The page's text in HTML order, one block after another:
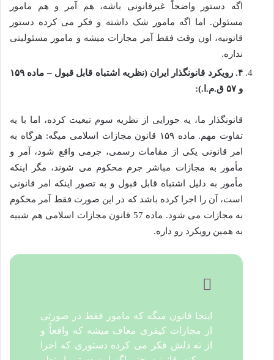
اگه دستور واضحاً غیرقانونی باشه، هم آمر و هم مامور
مسئولن. اما اگه مامور شک داشته و فکر می کرده دستور
قانونیه، اون وقت فقط آمر مجازات میشه و مامور مسئولیتی
نداره.
۴. رویکرد قانونگذار ایران (نظریه اشتباه قابل قبول – ماده ۱۵۹
و ۵۷ ق.م.ا.):
قانونگذار ما، یه جورایی از نظریه سوم تبعیت کرده، اما با یه
تفاوت مهم. ماده ۱۵۹ قانون مجازات اسلامی میگه: هرگاه به
امر قانونی یکی از مقامات رسمی، جرمی واقع شود، آمر و
مأمور به مجازات مباشر جرم محکوم می شوند، مگر اینکه
مأمور به دلیل اشتباه قابل قبول و به تصور اینکه امر قانونی
است، آن را اجرا کرده باشد که در این صورت فقط آمر محکوم
به مجازات می شود. ماده 57 قانون مجازات اسلامی هم شبیه
به همین رویکرد رو داره.
اینجا قانون میگه که مامور فقط در صورتی
از مجازات کیفری معاف میشه که واقعاً و
از ته دلش فکر می کرده دستوری که اجرا